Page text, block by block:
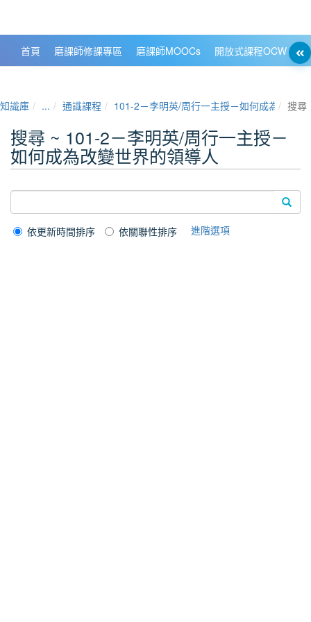
首頁 磨課師修課專區 磨課師MOOCs 開放式課程OCW
知識庫 ... 通識課程 101-2－李明英/周行一主授－如何成為改變世
搜尋
搜尋 ~ 101-2－李明英/周行一主授－
如何成為改變世界的領導人
依更新時間排序 依關聯性排序 進階選項